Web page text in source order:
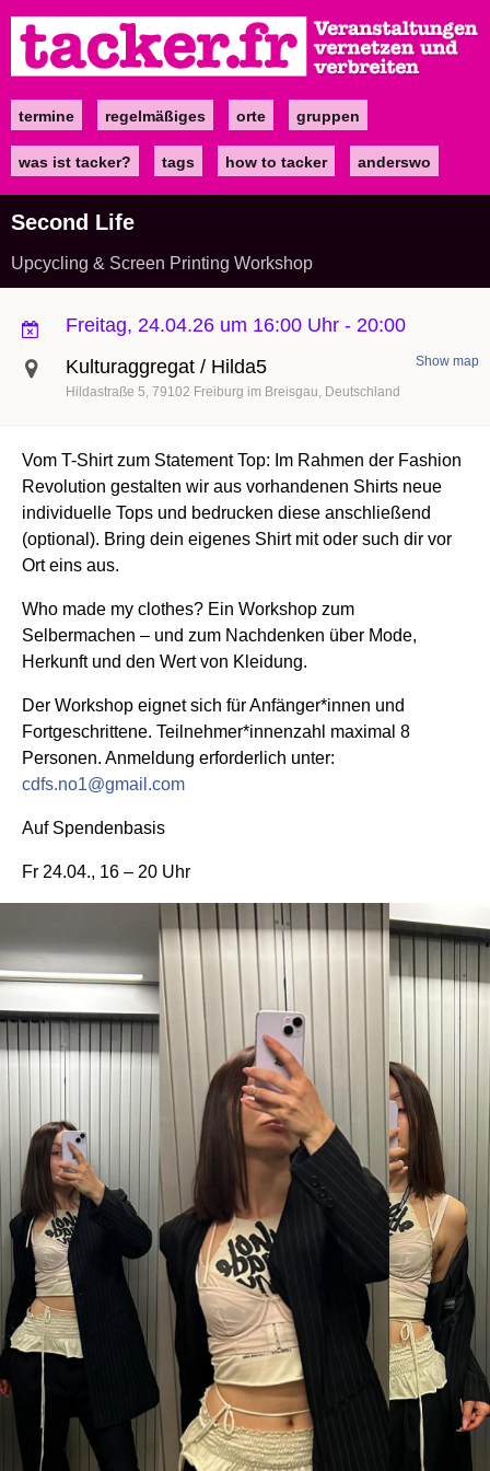
zum
Inhalt
Maintermine regelmäßiges orte gruppen
was ist tacker? tags how to tacker anderswo
Second Life
Upcycling & Screen Printing Workshop
Freitag, 24.04.26 um 16:00 Uhr - 20:00
Kulturaggregat / Hilda5
Hildastraße 5 79102 Freiburg im Breisgau Deutschland
Show map
Vom T-Shirt zum Statement Top: Im Rahmen der Fashion
Revolution gestalten wir aus vorhandenen Shirts neue
individuelle Tops und bedrucken diese anschließend
(optional). Bring dein eigenes Shirt mit oder such dir vor
Ort eins aus.
Who made my clothes? Ein Workshop zum
Selbermachen – und zum Nachdenken über Mode,
Herkunft und den Wert von Kleidung.
Der Workshop eignet sich für Anfänger*innen und
Fortgeschrittene. Teilnehmer*innenzahl maximal 8
Personen. Anmeldung erforderlich unter:
cdfs.no1@gmail.com
Auf Spendenbasis
Fr 24.04., 16 – 20 Uhr